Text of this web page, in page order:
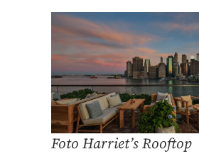
Foto Harriet’s Rooftop